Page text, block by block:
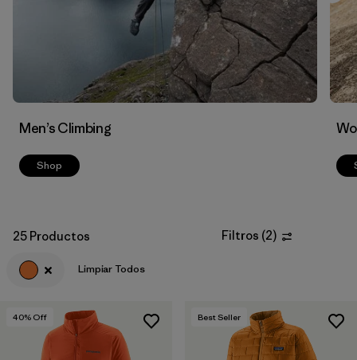
Men’s Climbing
Shop
25 Productos Filtros (2)
Limpiar Todos
40% Off Best Seller